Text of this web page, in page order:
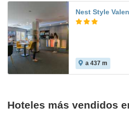
Nest Style
a 437 m
Hoteles más vendidos